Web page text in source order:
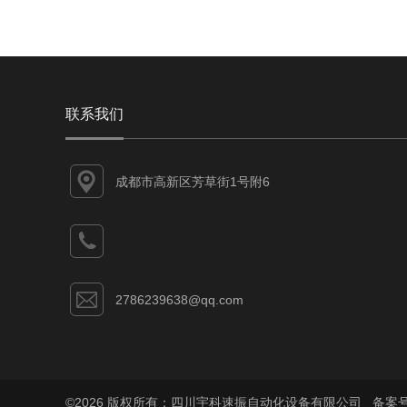
联系我们
成都市高新区芳草街1号附6
2786239638@qq.com
©2026 版权所有：四川宇科速振自动化设备有限公司 备案